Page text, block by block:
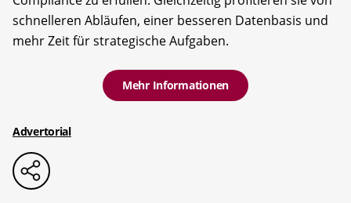
schnelleren Abläufen, einer besseren Datenbasis und
mehr Zeit für strategische Aufgaben.
Mehr Informationen
Advertorial